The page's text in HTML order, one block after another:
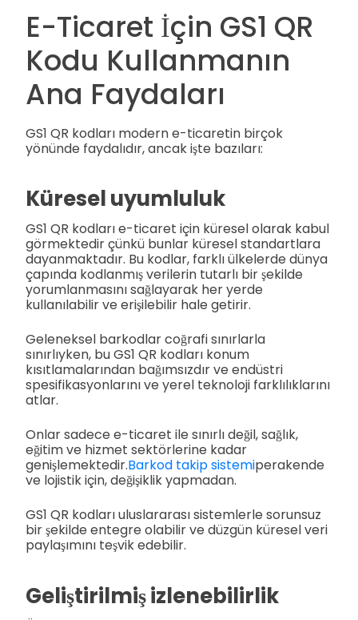
E-Ticaret İçin GS1 QR
Kodu Kullanmanın
Ana Faydaları
GS1 QR kodları modern e-ticaretin birçok
yönünde faydalıdır, ancak işte bazıları:
Küresel uyumluluk
GS1 QR kodları e-ticaret için küresel olarak kabul
görmektedir çünkü bunlar küresel standartlara
dayanmaktadır. Bu kodlar, farklı ülkelerde dünya
çapında kodlanmış verilerin tutarlı bir şekilde
yorumlanmasını sağlayarak her yerde
kullanılabilir ve erişilebilir hale getirir.
Geleneksel barkodlar coğrafi sınırlarla
sınırlıyken, bu GS1 QR kodları konum
kısıtlamalarından bağımsızdır ve endüstri
spesifikasyonlarını ve yerel teknoloji farklılıklarını
atlar.
Onlar sadece e-ticaret ile sınırlı değil, sağlık,
eğitim ve hizmet sektörlerine kadar
genişlemektedir.Barkod takip sistemiperakende
ve lojistik için, değişiklik yapmadan.
GS1 QR kodları uluslararası sistemlerle sorunsuz
bir şekilde entegre olabilir ve düzgün küresel veri
paylaşımını teşvik edebilir.
Geliştirilmiş izlenebilirlik